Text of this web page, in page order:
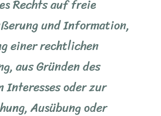
Rechts auf freie
und Information,
einer rechtlichen
aus Gründen des
oder zur
Ausübung oder